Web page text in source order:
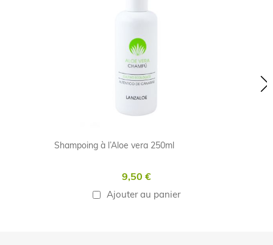
Shampoing à l’Aloe vera 250ml
9,50 €
Ajouter au panier